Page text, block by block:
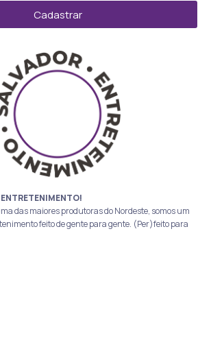
Cadastrar
das maiores produtoras do Nordeste, somos um
feito de gente para gente. (Per)feito para